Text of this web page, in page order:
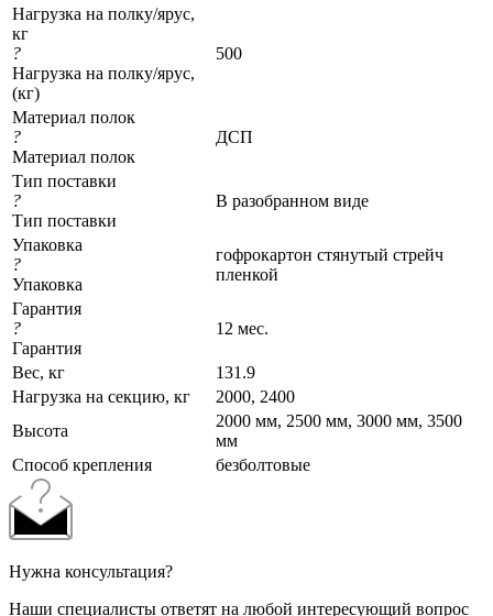
Нагрузка на полку/ярус,
кг
?
Нагрузка на полку/ярус,
(кг)
500
Материал полок
?
Материал полок
ДСП
Тип поставки
?
Тип поставки
В разобранном виде
Упаковка
?
Упаковка
гофрокартон стянутый стрейч
пленкой
Гарантия
?
Гарантия
12 мес.
Вес, кг
131.9
Нагрузка на секцию, кг
2000, 2400
Высота
2000 мм, 2500 мм, 3000 мм, 3500
мм
Cпособ крепления
безболтовые
Нужна консультация?
Наши специалисты ответят на любой интересующий вопрос